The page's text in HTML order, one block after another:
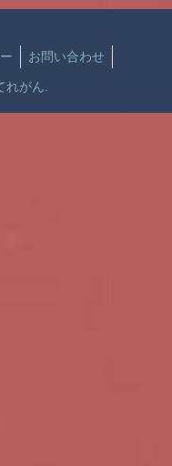
お問い合わせ
がん.